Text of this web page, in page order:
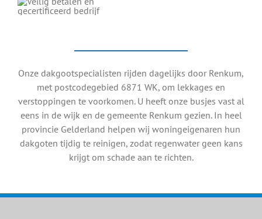
Onze dakgootspecialisten rijden dagelijks door Renkum,
met postcodegebied 6871 WK, om lekkages en
verstoppingen te voorkomen. U heeft onze busjes vast al
eens in de wijk en de gemeente Renkum gezien. In heel
provincie Gelderland helpen wij woningeigenaren hun
dakgoten tijdig te reinigen, zodat regenwater geen kans
krijgt om schade aan te richten.